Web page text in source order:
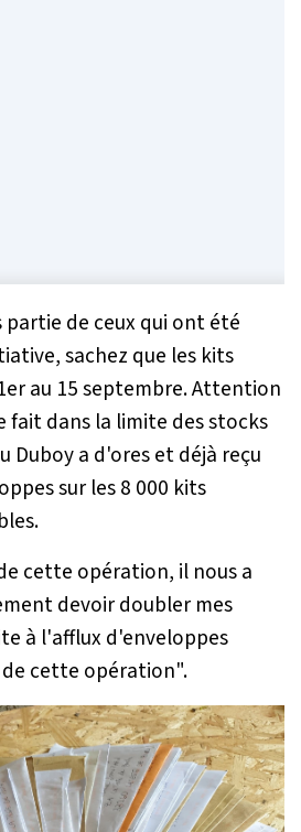
partie de ceux qui ont été
sachez que les kits
au 15 septembre. Attention
fait dans la limite des stocks
Duboy a d'ores et déjà reçu
sur les 8 000 kits
cette opération, il nous a
devoir doubler mes
à l'afflux d'enveloppes
de cette opération".